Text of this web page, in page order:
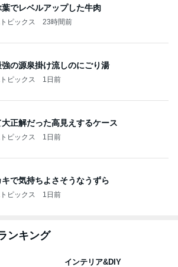
葉でレベルアップした牛肉
ピックス 23時間前
の源泉掛け流しのにごり湯
ピックス 1日前
大正解だった高見えするケース
ピックス 1日前
キで気持ちよさそうなうずら
ピックス 1日前
ンキング
インテリア&DIY